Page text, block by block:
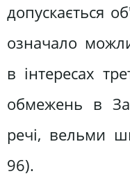
допускається
означало
в інтересах
обмежень в
речі, вельми
96).